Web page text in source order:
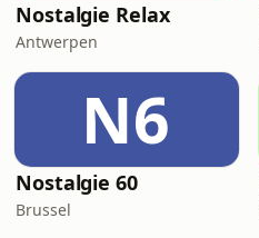
Nostalgie Relax
Antwerpen
N6
Nostalgie 60
Brussel